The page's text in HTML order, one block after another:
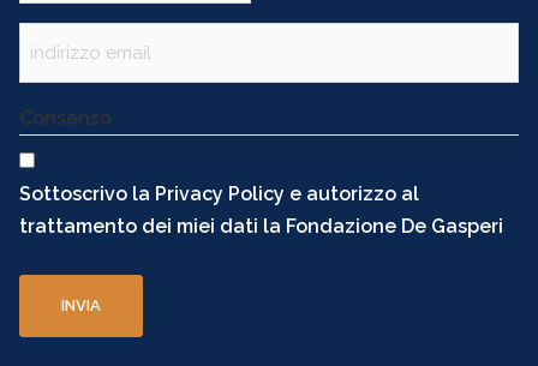
Consenso
Sottoscrivo la Privacy Policy e autorizzo al
trattamento dei miei dati la Fondazione De Gasperi